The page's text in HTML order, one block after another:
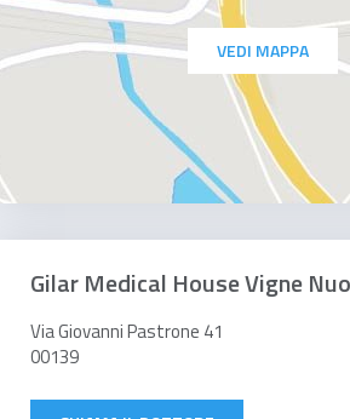
VEDI MAPPA
Gilar Medical House Vigne
Via Giovanni Pastrone 41
00139